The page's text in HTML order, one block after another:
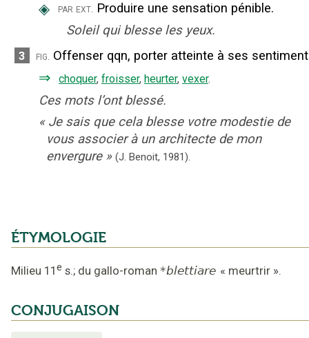
◈ par ext. Produire une sensation pénible.
Soleil qui blesse les yeux.
3 fig. Offenser qqn, porter atteinte à ses
⇒ choquer, froisser, heurter, vexer.
Ces mots l’ont blessé.
« Je sais que cela blesse votre modestie de
vous associer à un architecte de mon
envergure » (J. Benoit, 1981).
ÉTYMOLOGIE
Milieu 11e s.; du gallo-roman *blettiare « meurtrir ».
CONJUGAISON